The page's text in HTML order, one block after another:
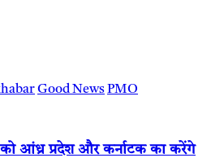
Good NewsPMO
को आंध्र प्रदेश और कर्नाटक का करेंगे